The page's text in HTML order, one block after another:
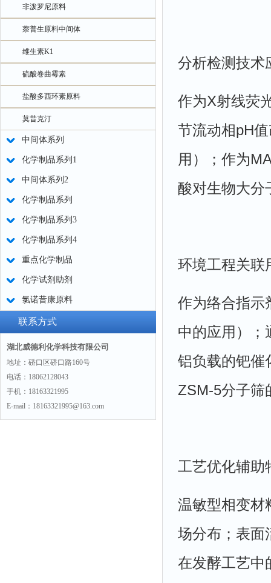
非泼罗尼原料
萘普生原料中间体
维生素K1
硫酸卷曲霉素
盐酸多西环素原料
莫昔克汀
中间体系列
化学制品系列1
中间体系列2
化学制品系列
化学制品系列3
化学制品系列4
重点化学制品
化学试剂助剂
氯诺昔康原料
联系方式
湖北威德利化学科技有限公司
地址：硚口区硚口路160号
电话：18062128043
手机：18163321995
E-mail：18163321995@163.com
分析检测技术
作为X射线荧
节流动相pH
用）；作为
酸对生物大分
环境工程关联
作为络合指示
中的应用）；
铝负载的钯催
ZSM-5分子筛
工艺优化辅助
温敏型相变材
场分布；表面
在发酵工艺中